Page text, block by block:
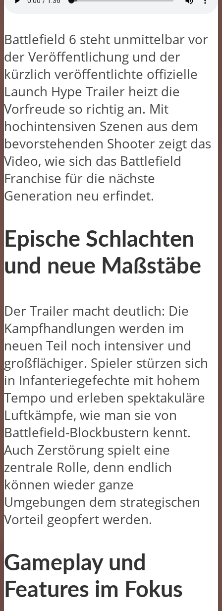
Battlefield 6 steht unmittelbar vor
der Veröffentlichung und der
kürzlich veröffentlichte offizielle
Launch Hype Trailer heizt die
Vorfreude so richtig an. Mit
hochintensiven Szenen aus dem
bevorstehenden Shooter zeigt das
Video, wie sich das Battlefield
Franchise für die nächste
Generation neu erfindet.
Epische Schlachten
und neue Maßstäbe
Der Trailer macht deutlich: Die
Kampfhandlungen werden im
neuen Teil noch intensiver und
großflächiger. Spieler stürzen sich
in Infanteriegefechte mit hohem
Tempo und erleben spektakuläre
Luftkämpfe, wie man sie von
Battlefield-Blockbustern kennt.
Auch Zerstörung spielt eine
zentrale Rolle, denn endlich
können wieder ganze
Umgebungen dem strategischen
Vorteil geopfert werden.
Gameplay und
Features im Fokus